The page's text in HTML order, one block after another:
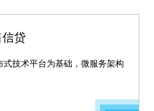
贷
技术平台为基础，微服务架构